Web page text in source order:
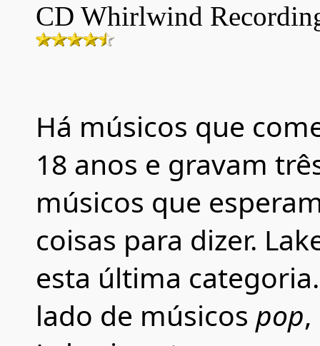
CD Whirlwind
Há músicos que
18 anos e gravam
músicos que
coisas para dizer.
esta última
lado de músicos pop